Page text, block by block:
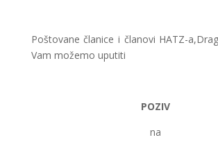
Poštovane članice i članovi HATZ-
Vam možemo uputiti
POZIV
na